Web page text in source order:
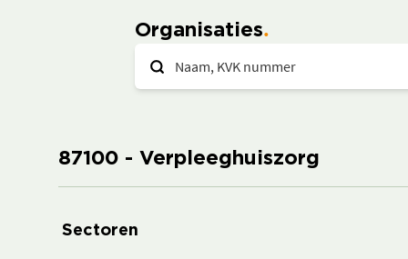
Organisaties
87100 - Verpleeghuiszorg
Sectoren